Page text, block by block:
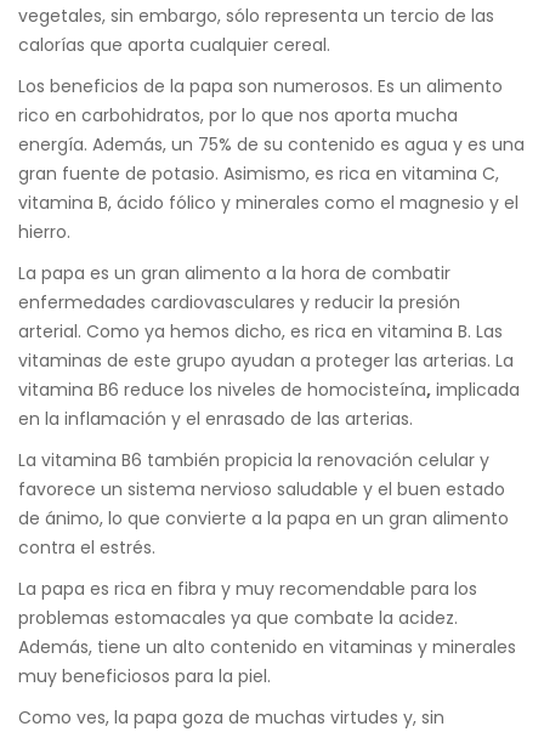
vegetales, sin embargo, sólo representa un tercio de las
calorías que aporta cualquier cereal.
Los beneficios de la papa son numerosos. Es un alimento
rico en carbohidratos, por lo que nos aporta mucha
energía. Además, un 75% de su contenido es agua y es una
gran fuente de potasio. Asimismo, es rica en vitamina C,
vitamina B, ácido fólico y minerales como el magnesio y el
hierro.
La papa es un gran alimento a la hora de combatir
enfermedades cardiovasculares y reducir la presión
arterial. Como ya hemos dicho, es rica en vitamina B. Las
vitaminas de este grupo ayudan a proteger las arterias. La
vitamina B6 reduce los niveles de homocisteína, implicada
en la inflamación y el enrasado de las arterias.
La vitamina B6 también propicia la renovación celular y
favorece un sistema nervioso saludable y el buen estado
de ánimo, lo que convierte a la papa en un gran alimento
contra el estrés.
La papa es rica en fibra y muy recomendable para los
problemas estomacales ya que combate la acidez.
Además, tiene un alto contenido en vitaminas y minerales
muy beneficiosos para la piel.
Como ves, la papa goza de muchas virtudes y, sin